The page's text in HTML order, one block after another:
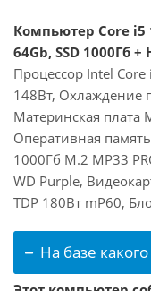
Компьютер Core i5
64Gb, SSD 1000Гб +
Процессор Intel
148Вт, Охлаждение
Материнская плата
Оперативная
1000Гб M.2 MP33
WD Purple,
TDP 180Вт mP60,
На базе